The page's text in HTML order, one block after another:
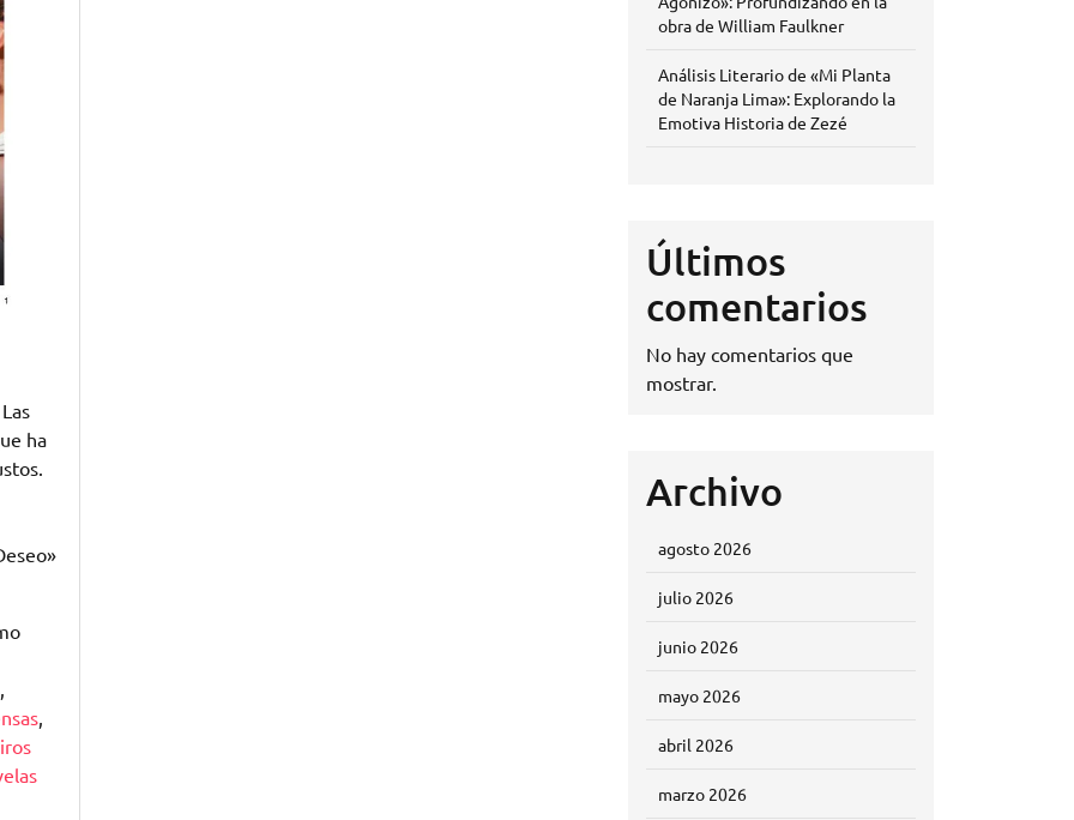
ha
obra de William Faulkner
Análisis Literario de «Mi Planta
de Naranja Lima»: Explorando la
Emotiva Historia de Zezé
Últimos
comentarios
No hay comentarios que
mostrar.
Archivo
agosto 2026
julio 2026
junio 2026
mayo 2026
abril 2026
marzo 2026